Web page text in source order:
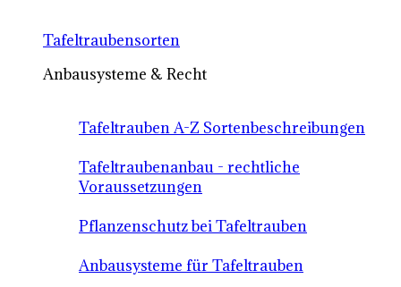
Tafeltraubensorten
Anbausysteme & Recht
Tafeltrauben A-Z Sortenbeschreibungen
Tafeltraubenanbau - rechtliche
Voraussetzungen
Pflanzenschutz bei Tafeltrauben
Anbausysteme für Tafeltrauben